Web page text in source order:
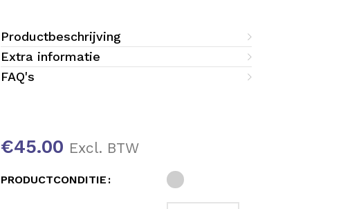
Productbeschrijving
Extra informatie
FAQ's
€45.00 Excl. BTW
PRODUCTCONDITIE